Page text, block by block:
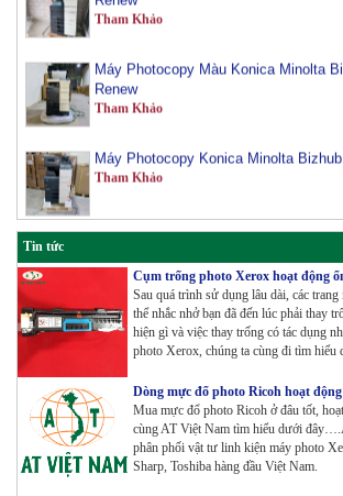
Renew
Tham Khảo
Tham Khảo
Máy Photocopy màu Toshiba E-Studio
Máy Photocopy Konica Minolta
Tham Khảo
Máy Photocopy màu Toshiba E-Studio
Tham Khảo
Tin tức
Cụm trống photo Xerox hoạt động
Sau quá trình sử dụng lâu dài, các
thể nhắc nhở bạn đã đến lúc phải thay
hiện gì và việc thay trống có tác dụng
photo Xerox, chúng ta cùng đi tìm hiểu
Dòng mực đổ photo Ricoh hoạt
Mua mực đổ photo Ricoh ở đâu tốt,
cùng AT Việt Nam tìm hiểu dưới
phân phối vật tư linh kiện máy photo
Sharp, Toshiba hàng đầu Việt Nam.